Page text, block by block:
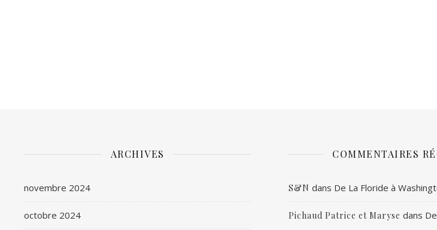
ARCHIVES
novembre 2024
octobre 2024
COMMENTAIRES
S&N dans De La Floride à
Pichaud Patrice et Maryse dans